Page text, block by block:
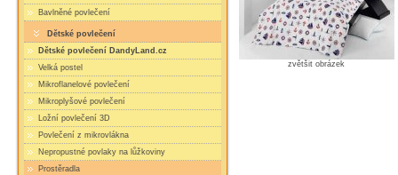
Bavlněné povlečení
Dětské povlečení
Dětské povlečení DandyLand.cz
Velká postel
Mikroflanelové povlečení
Mikroplyšové povlečení
Ložní povlečení 3D
Povlečení z mikrovlákna
Nepropustné povlaky na lůžkoviny
Prostěradla
zvětšit obrázek